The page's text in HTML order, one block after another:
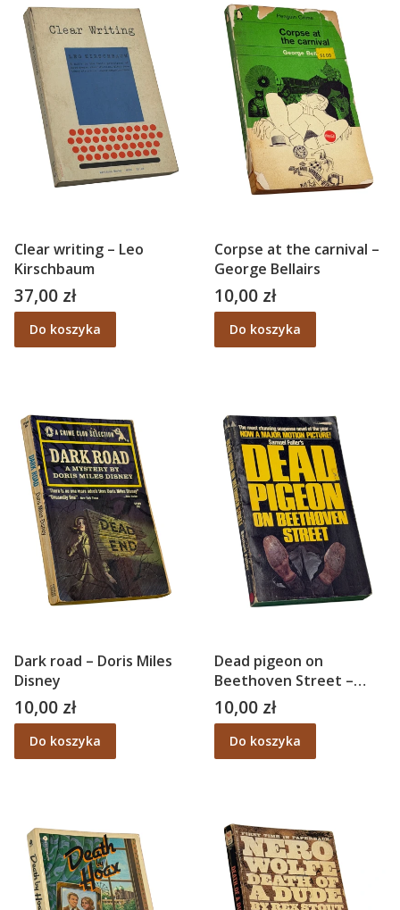
Clear writing – Leo
Kirschbaum
Cena
37,00 zł
Do koszyka
Corpse at the carnival –
George Bellairs
Cena
10,00 zł
Do koszyka
Dark road – Doris Miles
Disney
Cena
10,00 zł
Do koszyka
Dead pigeon on
Beethoven Street –
Samuel Fuller
Cena
10,00 zł
Do koszyka